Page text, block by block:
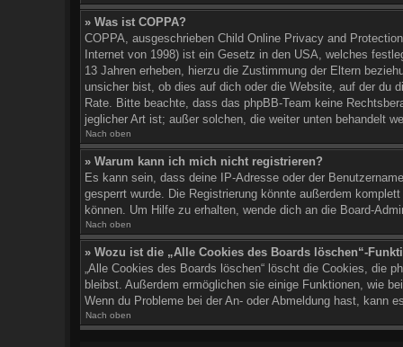
» Was ist COPPA?
COPPA, ausgeschrieben Child Online Privacy and
Internet von 1998) ist ein Gesetz in den USA, welches
13 Jahren erheben, hierzu die Zustimmung der Eltern
unsicher bist, ob dies auf dich oder die Website, auf der du
Rate. Bitte beachte, dass das phpBB-Team keine
jeglicher Art ist; außer solchen, die weiter unten behandelt
Nach oben
» Warum kann ich mich nicht registrieren?
Es kann sein, dass deine IP-Adresse oder der
gesperrt wurde. Die Registrierung könnte außerdem
können. Um Hilfe zu erhalten, wende dich an die Board-
Nach oben
» Wozu ist die „Alle Cookies des Boards löschen“-
„Alle Cookies des Boards löschen“ löscht die Cookies, die
bleibst. Außerdem ermöglichen sie einige Funktionen, wie
Wenn du Probleme bei der An- oder Abmeldung hast, kann
Nach oben